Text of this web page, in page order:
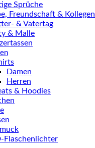
Sprüche
Freundschaft & Kollegen
& Vatertag
& Malle
Damen
Herren
& Hoodies
Flaschenlichter